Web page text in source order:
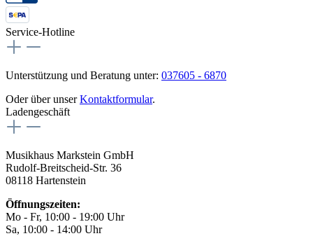
Service-Hotline
Unterstützung und Beratung unter: 037605 - 6870
Oder über unserKontaktformular.
Ladengeschäft
Musikhaus Markstein GmbH
Rudolf-Breitscheid-Str. 36
08118 Hartenstein
Öffnungszeiten:
Mo - Fr, 10:00 - 19:00 Uhr
Sa, 10:00 - 14:00 Uhr